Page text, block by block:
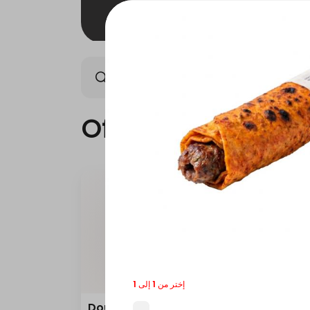
Saudi meals
Offers
إختر من 1 إلى 1